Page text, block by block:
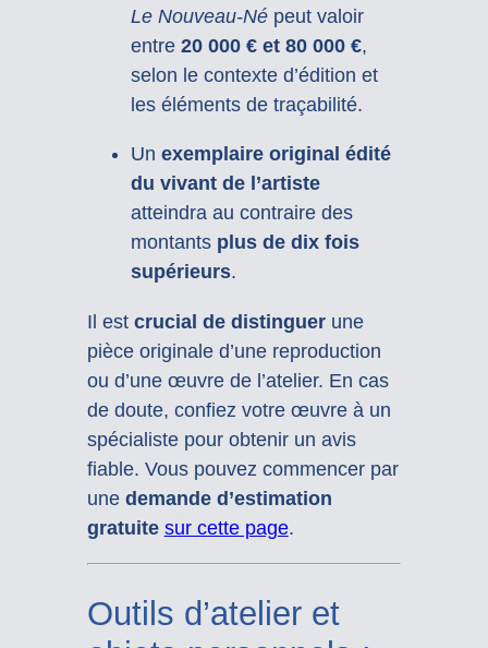
Le Nouveau-Népeut valoir
entre 20 000 € et 80 000 €,
selon le contexte d’édition et
les éléments de traçabilité.
Un exemplaire original édité
du vivant de l’artiste
atteindra au contraire des
montants plus de dix fois
supérieurs.
Il est crucial de distinguerune
pièce originale d’une reproduction
ou d’une œuvre de l’atelier. En cas
de doute, confiez votre œuvre à un
spécialiste pour obtenir un avis
fiable. Vous pouvez commencer par
une demande d’estimation
gratuite sur cette page.
Outils d’atelier et